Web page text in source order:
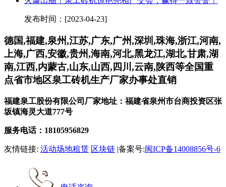
发布时间：[2023-04-23]
德国,福建,泉州,江苏,广东,广州,深圳,珠海,浙江,河南,
上海,广西,安徽,贵州,海南,河北,黑龙江,湖北,甘肃,湖
南,江西,内蒙古,山东,山西,四川,云南,陕西等全国重
点省市地区泉工砖机生产厂家办事处直销
福建泉工股份有限公司厂家地址：福建省泉州市台商投资区张
坂镇海灵大道777号
服务电话：18105956829
友情链接: 活动场地租赁 区块链 |备案号:闽ICP备14008856号-6